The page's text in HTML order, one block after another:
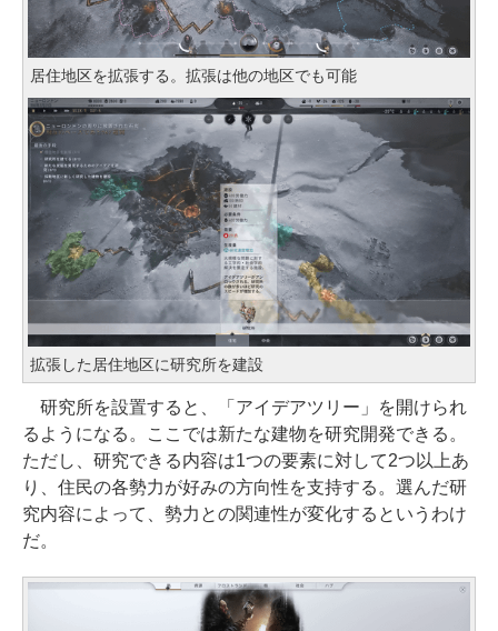
居住地区を拡張する。拡張は他の地区でも可能
拡張した居住地区に研究所を建設
研究所を設置すると、「アイデアツリー」を開けられ
るようになる。ここでは新たな建物を研究開発できる。
ただし、研究できる内容は1つの要素に対して2つ以上あ
り、住民の各勢力が好みの方向性を支持する。選んだ研
究内容によって、勢力との関連性が変化するというわけ
だ。